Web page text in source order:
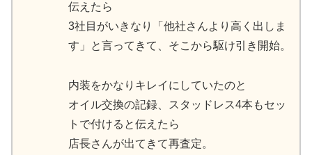
伝えたら
3社目がいきなり「他社さんより高く出しま
す」と言ってきて、そこから駆け引き開始。
内装をかなりキレイにしていたのと
オイル交換の記録、スタッドレス4本もセッ
トで付けると伝えたら
店長さんが出てきて再査定。